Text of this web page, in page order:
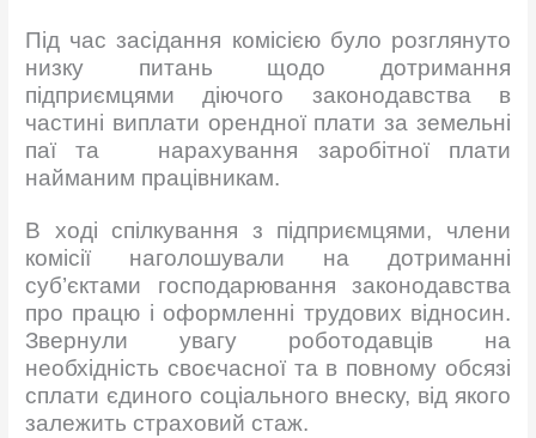
Під час засідання комісією було розглянуто
низку питань щодо дотримання
підприємцями діючого законодавства в
частині виплати орендної плати за земельні
паї та нарахування заробітної плати
найманим працівникам.
В ході спілкування з підприємцями, члени
комісії наголошували на дотриманні
суб’єктами господарювання законодавства
про працю і оформленні трудових відносин.
Звернули увагу роботодавців на
необхідність своєчасної та в повному обсязі
сплати єдиного соціального внеску, від якого
залежить страховий стаж.